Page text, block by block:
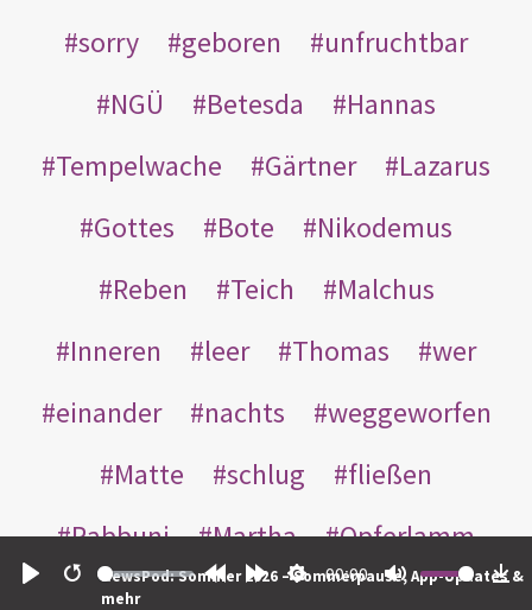
Restart
00:00
NewsPod: Sommer 2026 – Sommerpause, App-Updates &
mehr
sorry
geboren
unfruchtbar
NGÜ
Betesda
Hannas
Tempelwache
Gärtner
Lazarus
Gottes
Bote
Nikodemus
Reben
Teich
Malchus
Inneren
leer Thomas
wer
einander
nachts
weggeworfen
Matte
schlug
fließen
Rabbuni
Martha
Opferlamm
gewaschen
jüdischen